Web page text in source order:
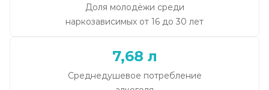
Доля молодёжи среди
наркозависимых от 16 до 30 лет
7,68 л
Среднедушевое потребление